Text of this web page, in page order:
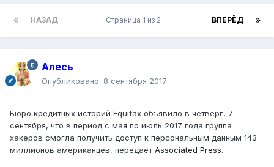
НАЗАД ВПЕРЁД
Страница 1 из 2
Алесь
Опубликовано: 8 сентября 2017
Бюро кредитных историй Equifax объявило в четверг, 7
сентября, что в период с мая по июль 2017 года группа
хакеров смогла получить доступ к персональным данным 143
миллионов американцев, передаетAssociated Press.